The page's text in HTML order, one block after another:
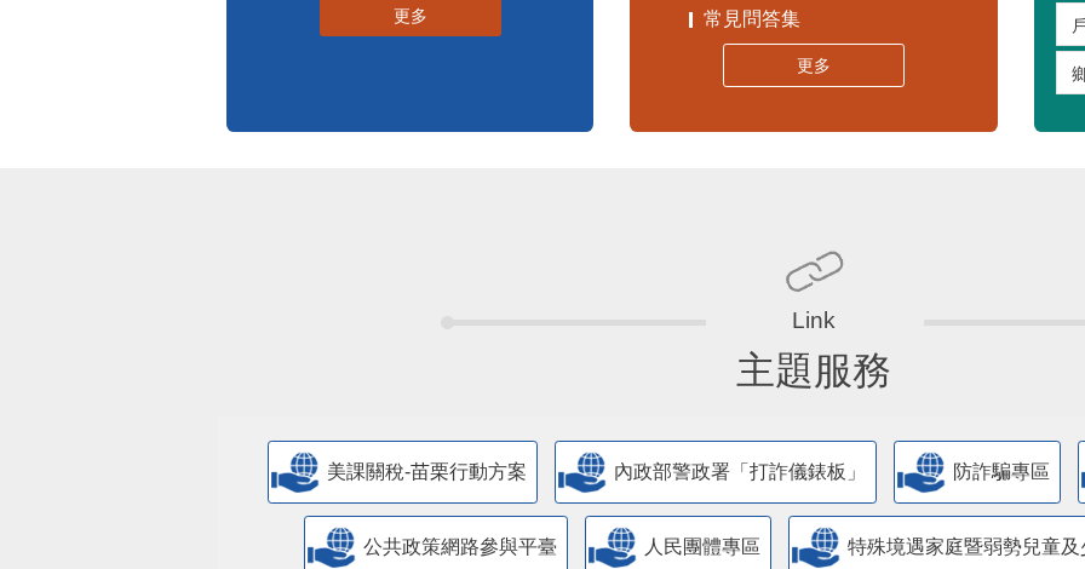
更多 常見問答集
更多
主題服務
美課關稅-苗栗行動方案 內政部警政署「打詐儀錶板」 防詐騙專區
公共政策網路參與平臺 人民團體專區 特殊境遇家庭暨弱勢兒童